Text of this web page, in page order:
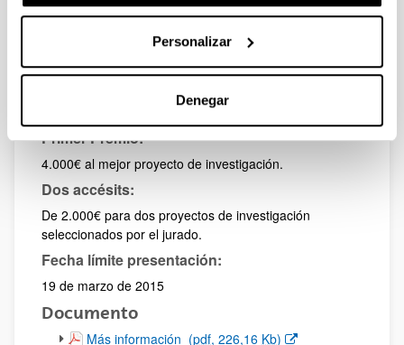
Personalizar
Denegar
Trabajo:
Un proyecto de investigación que, en caso, de ser
Primer Premio:
4.000€ al mejor proyecto de investigación.
Dos accésits:
De 2.000€ para dos proyectos de investigación
seleccionados por el jurado.
Fecha límite presentación:
19 de marzo de 2015
Documento
(Abre una nueva ventana)
Más información (pdf, 226,16 Kb)